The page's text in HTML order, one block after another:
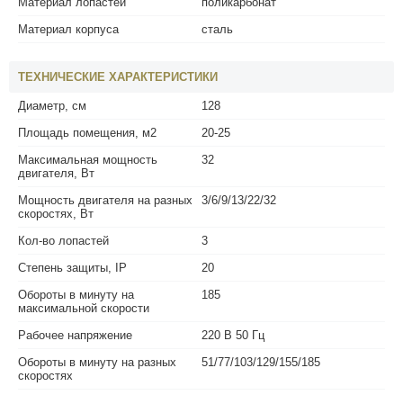
Материал корпуса
сталь
ТЕХНИЧЕСКИЕ ХАРАКТЕРИСТИКИ
Диаметр, см
128
Площадь помещения, м2
20-25
Максимальная мощность
двигателя, Вт
32
Мощность двигателя на разных
скоростях, Вт
3/6/9/13/22/32
Кол-во лопастей
3
Степень защиты, IP
20
Обороты в минуту на
максимальной скорости
185
Рабочее напряжение
220 В 50 Гц
Обороты в минуту на разных
скоростях
51/77/103/129/155/185